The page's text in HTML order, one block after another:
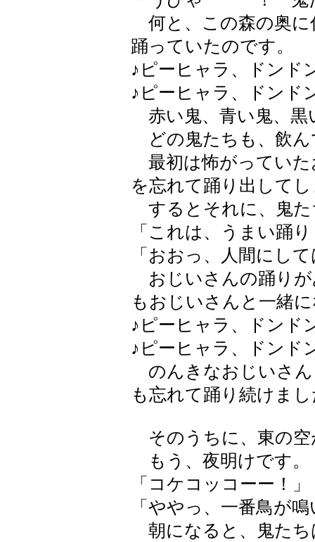
何と、この森の奥に
踊っていたのです。
♪ピーヒャラ、ドンド
♪ピーヒャラ、ドンド
赤い鬼、青い鬼、黒
どの鬼たちも、飲ん
最初は怖がっていた
を忘れて踊り出して
するとそれに、鬼た
「これは、うまい踊
「おおっ、人間にし
おじいさんの踊りが
もおじいさんと一緒
♪ピーヒャラ、ドンド
♪ピーヒャラ、ドンド
のんきなおじいさん
も忘れて踊り続けま
そのうちに、東の空
もう、夜明けです。
「コケコッコーー！」
「ややっ、一番鳥が
朝になると、鬼たち